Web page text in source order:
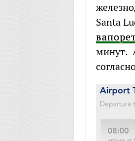
Santa
минут.